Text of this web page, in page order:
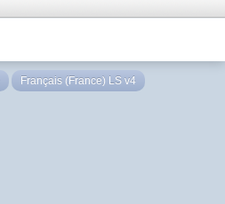
Français (France) LS v4